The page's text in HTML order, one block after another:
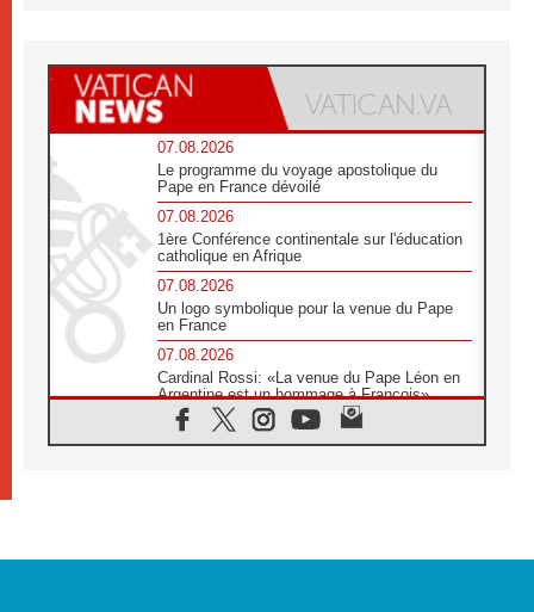
07.08.2026
Le programme du voyage apostolique du
Pape en France dévoilé
07.08.2026
1ère Conférence continentale sur l'éducation
catholique en Afrique
07.08.2026
Un logo symbolique pour la venue du Pape
en France
07.08.2026
Cardinal Rossi: «La venue du Pape Léon en
Argentine est un hommage à François»
07.08.2026
Hiroshima et Nagasaki, 81 ans après,